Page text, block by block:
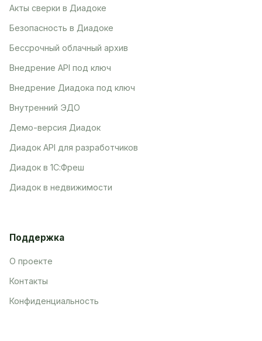
Акты сверки в Диадоке
Безопасность в Диадоке
Бессрочный облачный архив
Внедрение API под ключ
Внедрение Диадока под ключ
Внутренний ЭДО
Демо-версия Диадок
Диадок API для разработчиков
Диадок в 1С:Фреш
Диадок в недвижимости
Поддержка
О проекте
Контакты
Конфиденциальность